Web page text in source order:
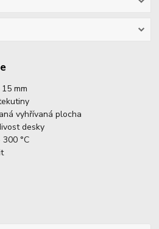
mm
vyhřívaná plocha
desky
°C